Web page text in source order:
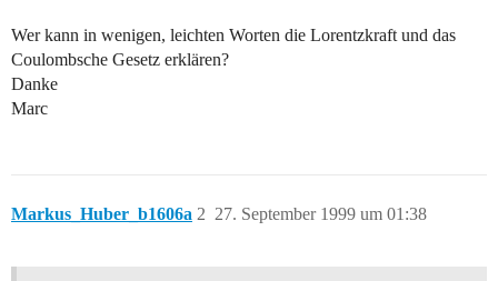
Wer kann in wenigen, leichten Worten die Lorentzkraft und das
Coulombsche Gesetz erklären?
Danke
Marc
Markus_Huber_b1606a 27. September 1999 um 01:38
2